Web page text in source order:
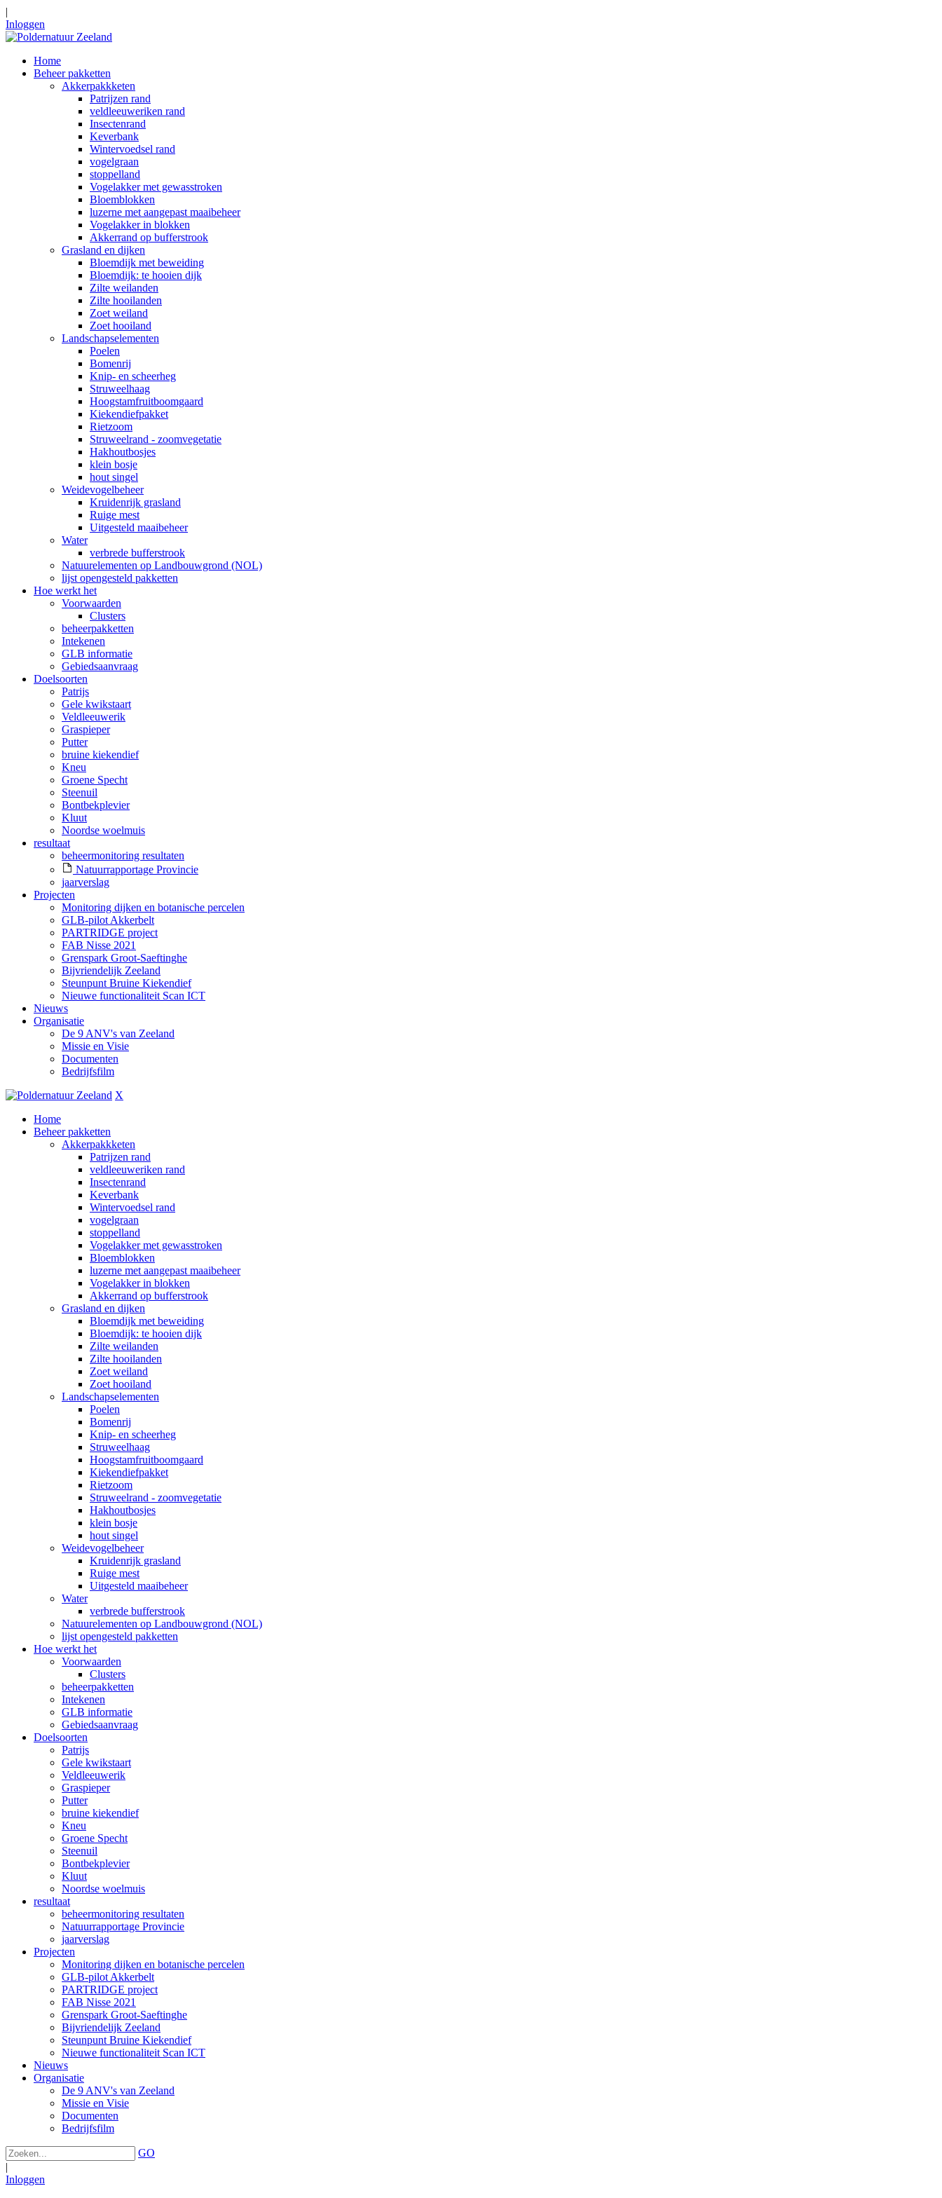
|
Inloggen
Home
Beheer pakketten
Akkerpakkketen
Patrijzen rand
veldleeuweriken rand
Insectenrand
Keverbank
Wintervoedsel rand
vogelgraan
stoppelland
Vogelakker met gewasstroken
Bloemblokken
luzerne met aangepast maaibeheer
Vogelakker in blokken
Akkerrand op bufferstrook
Grasland en dijken
Bloemdijk met beweiding
Bloemdijk: te hooien dijk
Zilte weilanden
Zilte hooilanden
Zoet weiland
Zoet hooiland
Landschapselementen
Poelen
Bomenrij
Knip- en scheerheg
Struweelhaag
Hoogstamfruitboomgaard
Kiekendiefpakket
Rietzoom
Struweelrand - zoomvegetatie
Hakhoutbosjes
klein bosje
hout singel
Weidevogelbeheer
Kruidenrijk grasland
Ruige mest
Uitgesteld maaibeheer
Water
verbrede bufferstrook
Natuurelementen op Landbouwgrond (NOL)
lijst opengesteld pakketten
Hoe werkt het
Voorwaarden
Clusters
beheerpakketten
Intekenen
GLB informatie
Gebiedsaanvraag
Doelsoorten
Patrijs
Gele kwikstaart
Veldleeuwerik
Graspieper
Putter
bruine kiekendief
Kneu
Groene Specht
Steenuil
Bontbekplevier
Kluut
Noordse woelmuis
resultaat
beheermonitoring resultaten
Natuurrapportage Provincie
jaarverslag
Projecten
Monitoring dijken en botanische percelen
GLB-pilot Akkerbelt
PARTRIDGE project
FAB Nisse 2021
Grenspark Groot-Saeftinghe
Bijvriendelijk Zeeland
Steunpunt Bruine Kiekendief
Nieuwe functionaliteit Scan ICT
Nieuws
Organisatie
De 9 ANV's van Zeeland
Missie en Visie
Documenten
Bedrijfsfilm
X
Home
Beheer pakketten
Akkerpakkketen
Patrijzen rand
veldleeuweriken rand
Insectenrand
Keverbank
Wintervoedsel rand
vogelgraan
stoppelland
Vogelakker met gewasstroken
Bloemblokken
luzerne met aangepast maaibeheer
Vogelakker in blokken
Akkerrand op bufferstrook
Grasland en dijken
Bloemdijk met beweiding
Bloemdijk: te hooien dijk
Zilte weilanden
Zilte hooilanden
Zoet weiland
Zoet hooiland
Landschapselementen
Poelen
Bomenrij
Knip- en scheerheg
Struweelhaag
Hoogstamfruitboomgaard
Kiekendiefpakket
Rietzoom
Struweelrand - zoomvegetatie
Hakhoutbosjes
klein bosje
hout singel
Weidevogelbeheer
Kruidenrijk grasland
Ruige mest
Uitgesteld maaibeheer
Water
verbrede bufferstrook
Natuurelementen op Landbouwgrond (NOL)
lijst opengesteld pakketten
Hoe werkt het
Voorwaarden
Clusters
beheerpakketten
Intekenen
GLB informatie
Gebiedsaanvraag
Doelsoorten
Patrijs
Gele kwikstaart
Veldleeuwerik
Graspieper
Putter
bruine kiekendief
Kneu
Groene Specht
Steenuil
Bontbekplevier
Kluut
Noordse woelmuis
resultaat
beheermonitoring resultaten
Natuurrapportage Provincie
jaarverslag
Projecten
Monitoring dijken en botanische percelen
GLB-pilot Akkerbelt
PARTRIDGE project
FAB Nisse 2021
Grenspark Groot-Saeftinghe
Bijvriendelijk Zeeland
Steunpunt Bruine Kiekendief
Nieuwe functionaliteit Scan ICT
Nieuws
Organisatie
De 9 ANV's van Zeeland
Missie en Visie
Documenten
Bedrijfsfilm
GO
|
Inloggen